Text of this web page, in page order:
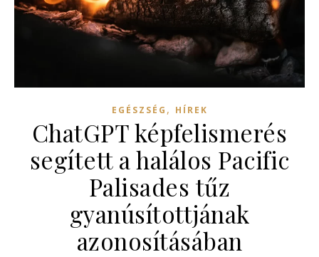
EGÉSZSÉG , HÍREK
ChatGPT képfelismerés
segített a halálos Pacific
Palisades tűz
gyanúsítottjának
azonosításában